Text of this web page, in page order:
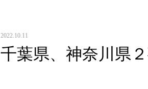
2022.10.11
千葉県、神奈川県